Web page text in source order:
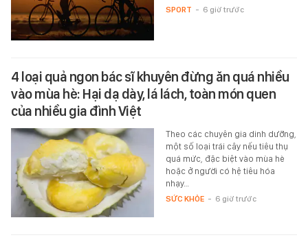
SPORT - 6 giờ trước
4 loại quả ngon bác sĩ khuyên đừng ăn quá nhiều
vào mùa hè: Hại dạ dày, lá lách, toàn món quen
của nhiều gia đình Việt
Theo các chuyên gia dinh dưỡng,
một số loại trái cây nếu tiêu thụ
quá mức, đặc biệt vào mùa hè
hoặc ở người có hệ tiêu hóa
nhạy…
SỨC KHỎE - 6 giờ trước